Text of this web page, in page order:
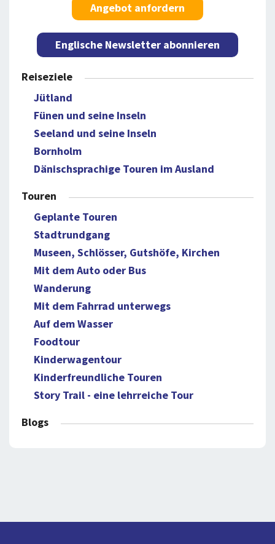
Angebot anfordern
Englische Newsletter abonnieren
Reiseziele
Jütland
Fünen und seine Inseln
Seeland und seine Inseln
Bornholm
Dänischsprachige Touren im Ausland
Touren
Geplante Touren
Stadtrundgang
Museen, Schlösser, Gutshöfe, Kirchen
Mit dem Auto oder Bus
Wanderung
Mit dem Fahrrad unterwegs
Auf dem Wasser
Foodtour
Kinderwagentour
Kinderfreundliche Touren
Story Trail - eine lehrreiche Tour
Blogs